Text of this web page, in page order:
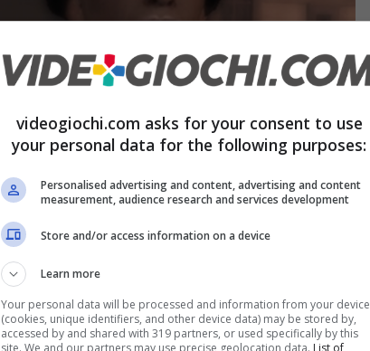
videogiochi.com asks for your consent to use
your personal data for the following purposes:
Personalised advertising and content, advertising and content
measurement, audience research and services development
Store and/or access information on a device
Learn more
Your personal data will be processed and information from your device
(cookies, unique identifiers, and other device data) may be stored by,
accessed by and shared with 319 partners, or used specifically by this
site. We and our partners may use precise geolocation data. List of